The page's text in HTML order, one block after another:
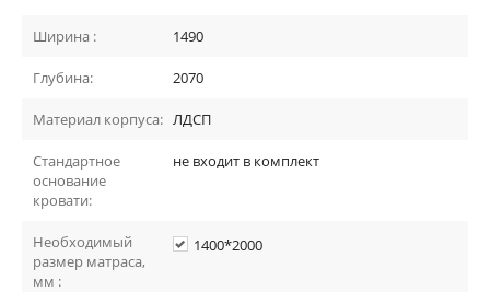
Ширина : 1490
Глубина: 2070
Материал корпуса: ЛДСП
Стандартное
основание
кровати:
не входит в комплект
Необходимый
размер матраса,
мм :
1400*2000